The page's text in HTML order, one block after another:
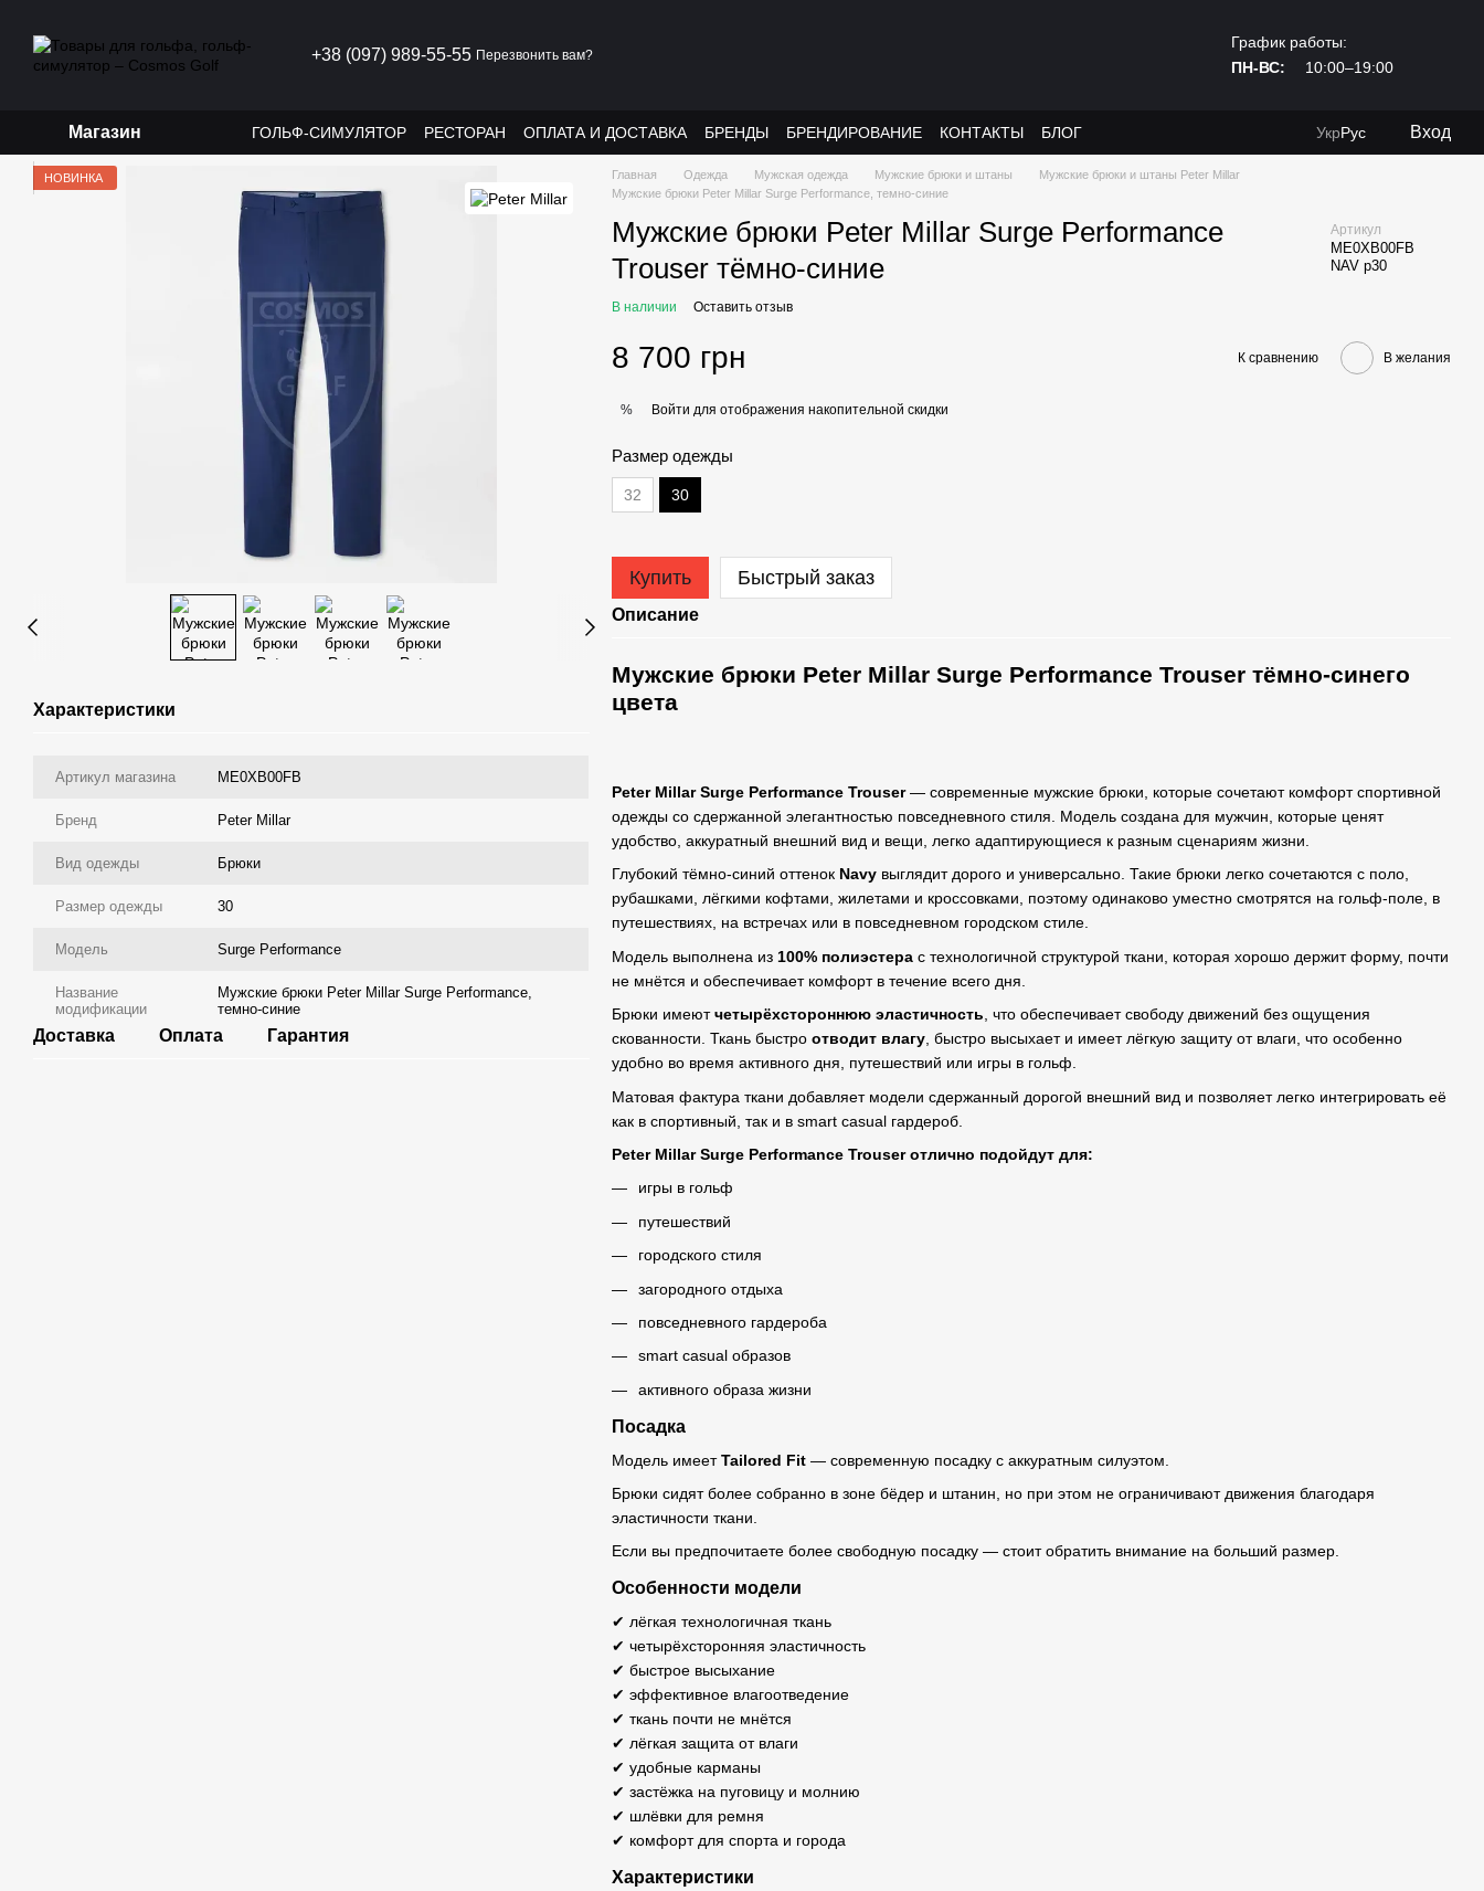
+38 (097) 989-55-55 Перезвонить вам?
График работы:
ПН-ВС:
10:00–19:00
Магазин ГОЛЬФ-СИМУЛЯТОР РЕСТОРАН ОПЛАТА И ДОСТАВКА БРЕНДЫ БРЕНДИРОВАНИЕ КОНТАКТЫ БЛОГ УкрРус Вход
НОВИНКА
Характеристики
Артикул магазина ME0XB00FB
Бренд Peter Millar
Вид одежды Брюки
Размер одежды 30
Модель Surge Performance
Название
модификации
Мужские брюки Peter Millar Surge Performance,
темно-синие
Доставка Оплата Гарантия
Главная Одежда Мужская одежда Мужские брюки и штаны
Мужские брюки и штаны Peter Millar
Мужские брюки Peter Millar Surge Performance, темно-синие
Мужские брюки Peter Millar Surge Performance
Trouser тёмно-синие
Артикул
ME0XB00FB
NAV р30
В наличии Оставить отзыв
8 700 грн К сравнению В желания
% Войти для отображения накопительной скидки
Размер одежды
32 30
Купить Быстрый заказ
Описание
Мужские брюки Peter Millar Surge Performance Trouser тёмно-синего
цвета
Peter Millar Surge Performance Trouser— современные мужские брюки, которые сочетают комфорт спортивной
одежды со сдержанной элегантностью повседневного стиля. Модель создана для мужчин, которые ценят
удобство, аккуратный внешний вид и вещи, легко адаптирующиеся к разным сценариям жизни.
Глубокий тёмно-синий оттенок Navyвыглядит дорого и универсально. Такие брюки легко сочетаются с поло,
рубашками, лёгкими кофтами, жилетами и кроссовками, поэтому одинаково уместно смотрятся на гольф-поле, в
путешествиях, на встречах или в повседневном городском стиле.
Модель выполнена из 100% полиэстерас технологичной структурой ткани, которая хорошо держит форму, почти
не мнётся и обеспечивает комфорт в течение всего дня.
Брюки имеютчетырёхстороннюю эластичность , что обеспечивает свободу движений без ощущения
скованности. Ткань быстро отводит влагу, быстро высыхает и имеет лёгкую защиту от влаги, что особенно
удобно во время активного дня, путешествий или игры в гольф.
Матовая фактура ткани добавляет модели сдержанный дорогой внешний вид и позволяет легко интегрировать её
как в спортивный, так и в smart casual гардероб.
Peter Millar Surge Performance Trouser отлично подойдут для:
игры в гольф
путешествий
городского стиля
загородного отдыха
повседневного гардероба
smart casual образов
активного образа жизни
Посадка
Модель имеетTailored Fit— современную посадку с аккуратным силуэтом.
Брюки сидят более собранно в зоне бёдер и штанин, но при этом не ограничивают движения благодаря
эластичности ткани.
Если вы предпочитаете более свободную посадку — стоит обратить внимание на больший размер.
Особенности модели
✔ лёгкая технологичная ткань
✔ четырёхсторонняя эластичность
✔ быстрое высыхание
✔ эффективное влагоотведение
✔ ткань почти не мнётся
✔ лёгкая защита от влаги
✔ удобные карманы
✔ застёжка на пуговицу и молнию
✔ шлёвки для ремня
✔ комфорт для спорта и города
Характеристики